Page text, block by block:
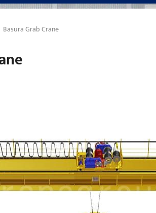
Basura Grab Crane